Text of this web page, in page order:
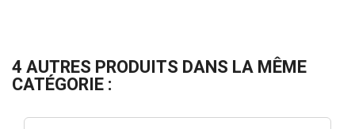
4 AUTRES PRODUITS DANS LA MÊME
CATÉGORIE :